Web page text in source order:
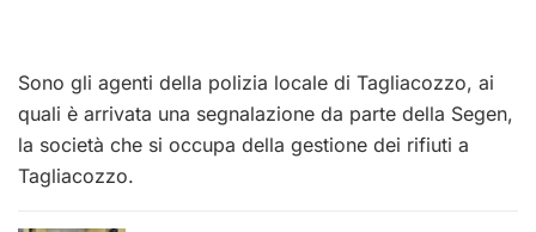
Sono gli agenti della polizia locale di Tagliacozzo, ai
quali è arrivata una segnalazione da parte della Segen,
la società che si occupa della gestione dei rifiuti a
Tagliacozzo.